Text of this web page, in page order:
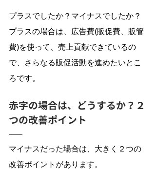
プラスでしたか？マイナスでしたか？
プラスの場合は、広告費(販促費、販管
費)を使って、売上貢献できているの
で、さらなる販促活動を進めたいとこ
ろです。
赤字の場合は、どうするか？２
つの改善ポイント
マイナスだった場合は、大きく２つの
改善ポイントがあります。